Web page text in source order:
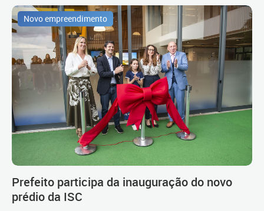
Novo empreendimento
Prefeito participa da inauguração do novo
prédio da ISC